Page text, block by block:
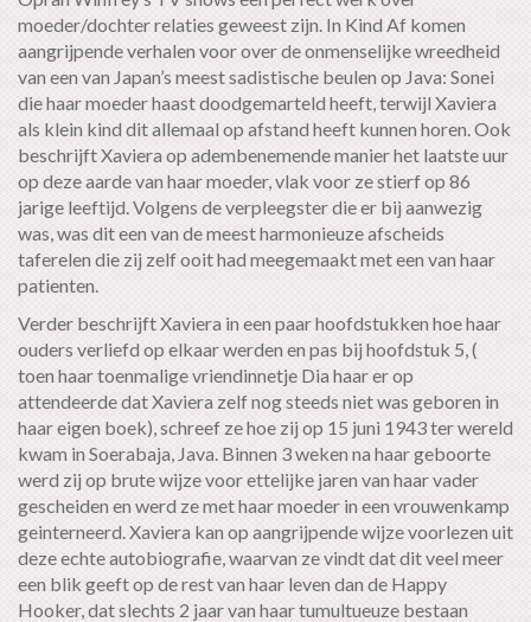
moeder/dochter relaties geweest zijn. In Kind Af komen
aangrijpende verhalen voor over de onmenselijke wreedheid
van een van Japan’s meest sadistische beulen op Java: Sonei
die haar moeder haast doodgemarteld heeft, terwijl Xaviera
als klein kind dit allemaal op afstand heeft kunnen horen. Ook
beschrijft Xaviera op adembenemende manier het laatste uur
op deze aarde van haar moeder, vlak voor ze stierf op 86
jarige leeftijd. Volgens de verpleegster die er bij aanwezig
was, was dit een van de meest harmonieuze afscheids
taferelen die zij zelf ooit had meegemaakt met een van haar
patienten.
Verder beschrijft Xaviera in een paar hoofdstukken hoe haar
ouders verliefd op elkaar werden en pas bij hoofdstuk 5, (
toen haar toenmalige vriendinnetje Dia haar er op
attendeerde dat Xaviera zelf nog steeds niet was geboren in
haar eigen boek), schreef ze hoe zij op 15 juni 1943 ter wereld
kwam in Soerabaja, Java. Binnen 3 weken na haar geboorte
werd zij op brute wijze voor ettelijke jaren van haar vader
gescheiden en werd ze met haar moeder in een vrouwenkamp
geinterneerd. Xaviera kan op aangrijpende wijze voorlezen uit
deze echte autobiografie, waarvan ze vindt dat dit veel meer
een blik geeft op de rest van haar leven dan de Happy
Hooker, dat slechts 2 jaar van haar tumultueuze bestaan